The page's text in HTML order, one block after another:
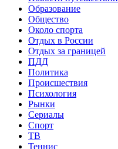
Образование
Общество
Около спорта
Отдых в России
Отдых за границей
ПДД
Политика
Происшествия
Психология
Рынки
Сериалы
Спорт
ТВ
Теннис